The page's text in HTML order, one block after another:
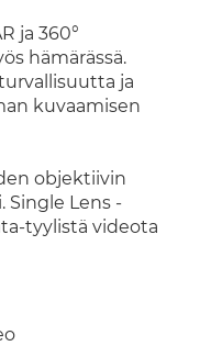
ja 360°
hämärässä.
ja
kuvaamisen
objektiivin
Single Lens -
tyylistä videota